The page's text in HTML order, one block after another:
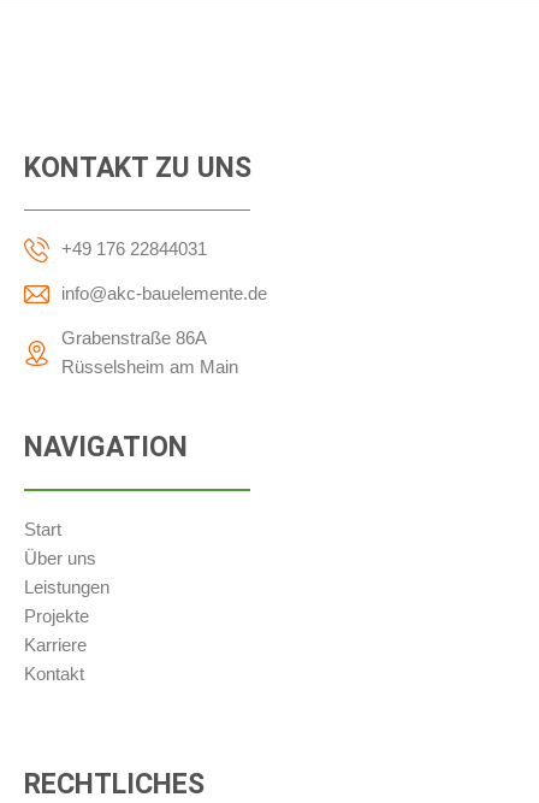
KONTAKT ZU UNS
+49 176 22844031
info@akc-bauelemente.de
Grabenstraße 86A
Rüsselsheim am Main
NAVIGATION
Start
Über uns
Leistungen
Projekte
Karriere
Kontakt
RECHTLICHES